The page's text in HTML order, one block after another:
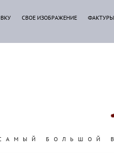
СВОЕ ИЗОБРАЖЕНИЕ
БОЛЬШОЙ